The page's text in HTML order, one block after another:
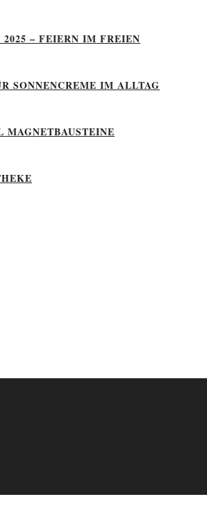
2025 – FEIERN IM FREIEN
SONNENCREME IM ALLTAG
MAGNETBAUSTEINE